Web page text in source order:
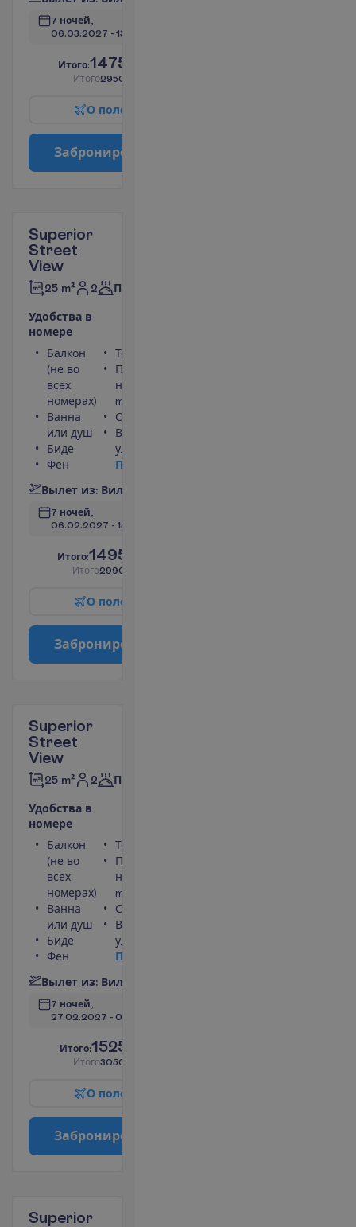
7 ночей,
06.03.2027 - 13.03.2027
Итого:1475.00
Итого2950.00
О поле
Заброниро
Superior
Street
View
25 m² 2 Полупансион
Удобства в
номере
Балкон
(не во
всех
номерах)
Ванна
или душ
Биде
Фен
Телефон
Площадь
номера 25
m²
Сейф
Вид на
улицу
П
Вылет из: Вил
7 ночей,
06.02.2027 - 13.02.2027
Итого:1495.00
Итого2990.00
О поле
Заброниро
Superior
Street
View
25 m² 2 Полупансион
Удобства в
номере
Балкон
(не во
всех
номерах)
Ванна
или душ
Биде
Фен
Телефон
Площадь
номера 25
m²
Сейф
Вид на
улицу
П
Вылет из: Вил
7 ночей,
27.02.2027 - 06.03.2027
Итого:1525.00
Итого3050.00
О поле
Заброниро
Superior